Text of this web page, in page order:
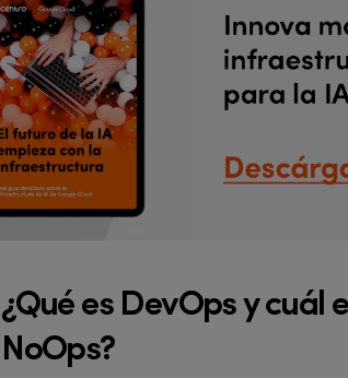
¿Qué es DevOps y cuál
NoOps?